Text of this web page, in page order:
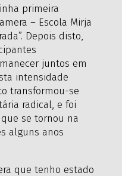
primeira
– Escola Mirja
Depois disto,
juntos em
intensidade
transformou-se
radical, e foi
se tornou na
alguns anos
que tenho estado